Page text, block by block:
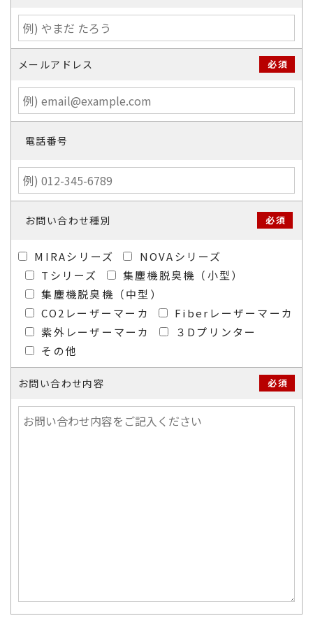
メールアドレス 必須
電話番号
お問い合わせ種別 必須
MIRAシリーズ
NOVAシリーズ
Tシリーズ
集塵機脱臭機（小型）
集塵機脱臭機（中型）
CO2レーザーマーカ
Fiberレーザーマーカ
紫外レーザーマーカ
３Dプリンター
その他
お問い合わせ内容 必須